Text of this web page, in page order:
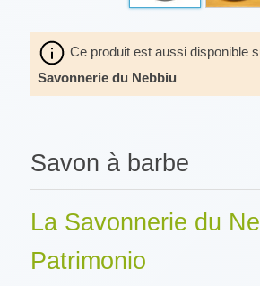
Ce produit est aussi disponible
Savonnerie du Nebbiu
Savon à barbe
La Savonnerie du
Patrimonio